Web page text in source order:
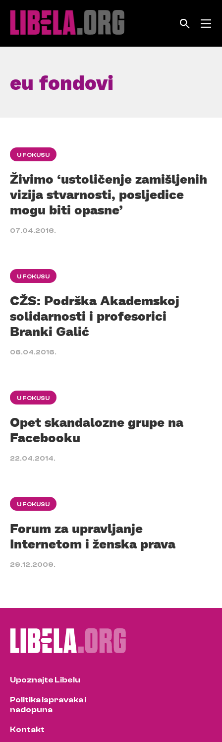
eu fondovi
U FOKUSU
Živimo ‘ustoličenje zamišljenih
vizija stvarnosti, posljedice
mogu biti opasne’
07.04.2016.
U FOKUSU
CŽS: Podrška Akademskoj
solidarnosti i profesorici
Branki Galić
06.04.2016.
U FOKUSU
Opet skandalozne grupe na
Facebooku
22.04.2014.
U FOKUSU
Forum za upravljanje
Internetom i ženska prava
29.12.2009.
Upoznajte Libelu
Politika ispravaka i
nadopuna
Kontakt